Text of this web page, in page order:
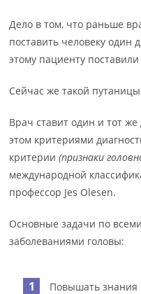
Дело в том, что раньше
поставить человеку один
этому пациенту
Сейчас же такой
Врач ставит один и тот же
этом критериями
критерии(признаки
международной
профессор Jes Olesen.
Основные задачи по
заболеваниями головы:
Повышать знания